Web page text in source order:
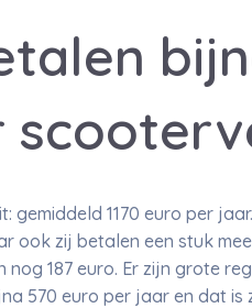
gemiddeld 1170 euro per
ook zij betalen een stuk
187 euro. Er zijn grote
570 euro per jaar en dat